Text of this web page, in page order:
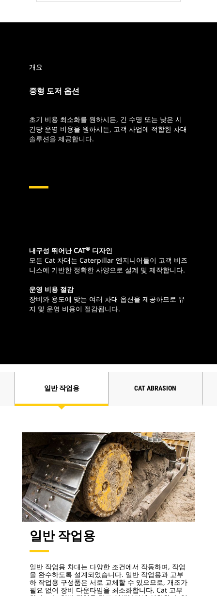
개요
중형 도저 옵션
초기 비용 최소화를 원하시든, 긴 수명 또는 낮은 시
간당 운영 비용을 원하시든, 고객 사업에 적합한 차대
솔루션을 제공합니다.
내구성 뛰어난 CAT® 디자인
모든 Cat 차대는 Caterpillar 엔지니어들이 고객 비즈
니스에 기반한 정확한 사양으로 설계 및 제작합니다.
운영 비용 절감
장비와 용도에 맞는 여러 차대 옵션을 제공하므로 유
지 및 운영 비용이 절감됩니다.
일반 작업용 CAT ABRASION
일반 작업용
일반 작업용 차대는 다양한 조건에서 작동하며, 작업
을 완수하도록 설계되었습니다. 일반 작업용과 고부
하 작업용 구성품은 서로 교체할 수 있으므로, 개조가
필요 없어 장비 다운타임을 최소화합니다. Cat 고부